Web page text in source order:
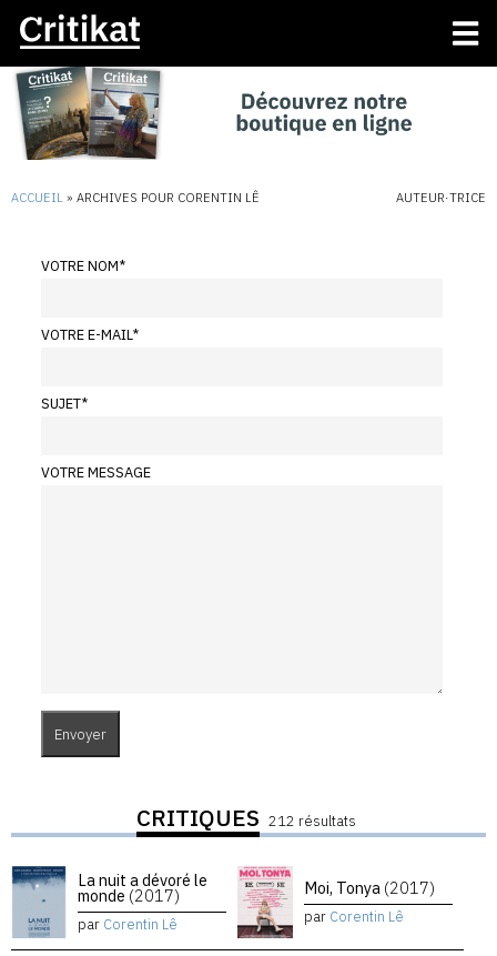
ACCUEIL » ARCHIVES POUR CORENTIN LÊ AUTEUR·TRICE
VOTRE NOM*
VOTRE E-MAIL*
SUJET*
VOTRE MESSAGE
CRITIQUES 212 résultats
La nuit a dévoré le
monde (2017)
par Corentin Lê
Moi, Tonya (2017)
par Corentin Lê